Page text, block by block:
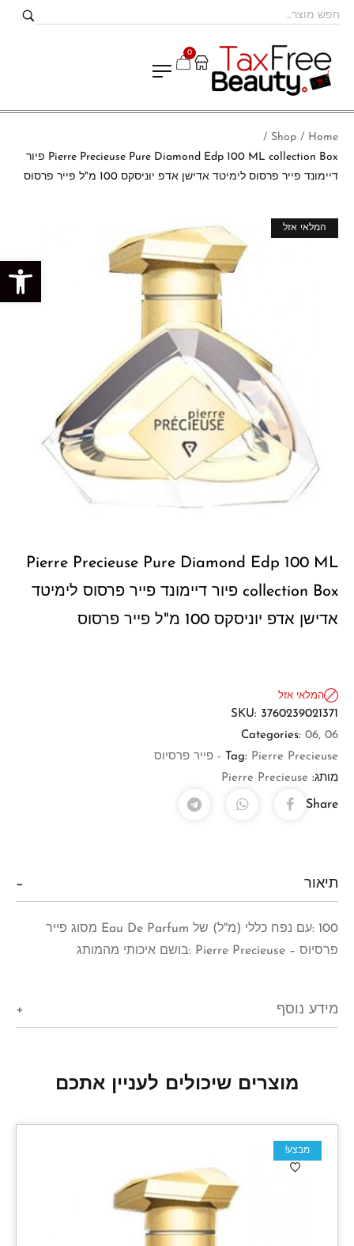
פתח סרגל נגישות
0
Home
/
Shop
/
Pierre Precieuse Pure Diamond Edp 100 ML collection Box פיור
דיימונד פייר פרסוס לימיטד אדישן אדפ יוניסקס 100 מ"ל פייר פרסוס
מבצע!
המלאי אזל
Pierre Precieuse Pure Diamond Edp 100 ML
collection Box פיור דיימונד פייר פרסוס לימיטד
אדישן אדפ יוניסקס 100 מ"ל פייר פרסוס
המלאי אזל
SKU: 3760239021371
Categories: 06, 06
Tag: Pierre Precieuse - פייר פרסיוס
מותג: Pierre Precieuse
Share
תיאור
100 :עם נפח כללי (מ"ל) של Eau De Parfum מסוג פייר
פרסיוס – Pierre Precieuse :בושם איכותי מהמותג
מידע נוסף
מוצרים שיכולים לעניין אתכם
מבצע!